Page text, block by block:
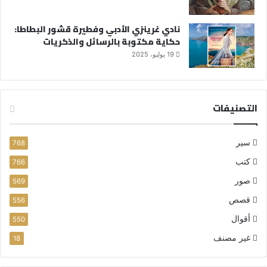
نادي غرينزي الأدبي وفطيرة قشور البطاطا:
حكاية مكتوبة بالرسائل والذكريات
19 يوليو، 2025
التصنيفات
سير 768
كتب 766
صور 569
قصص 556
أقوال 550
غير مصنف 18